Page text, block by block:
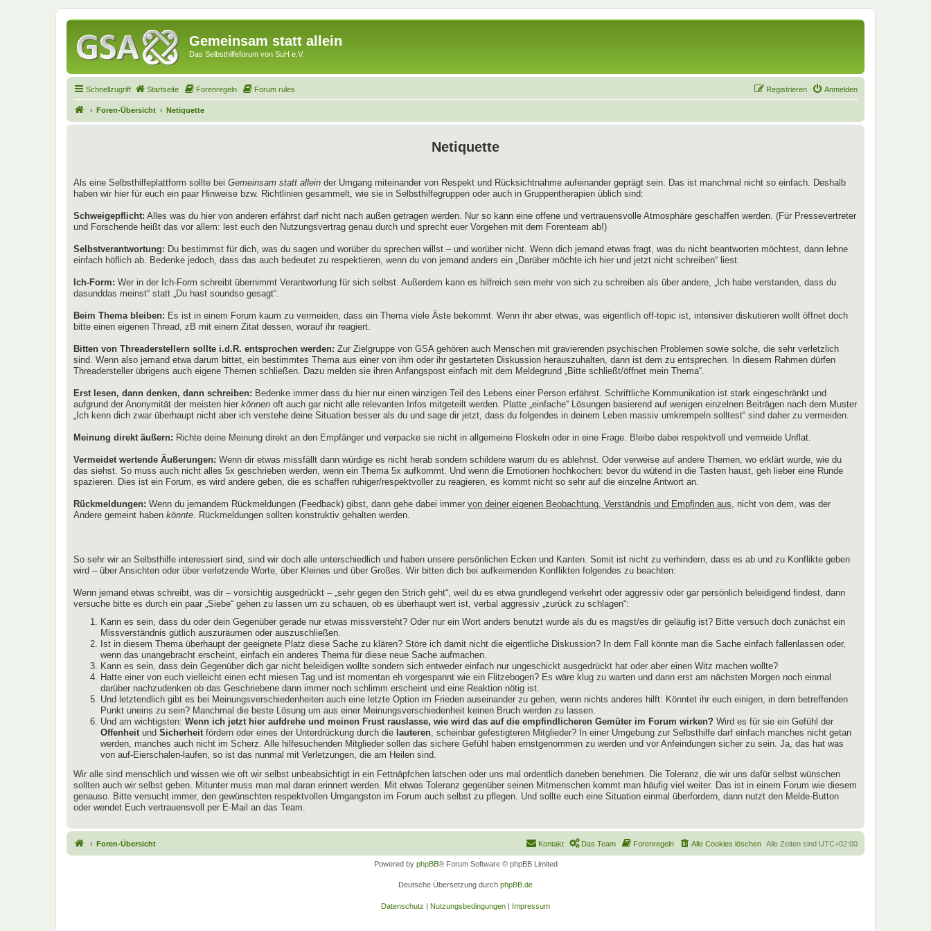
Gemeinsam statt allein
Das Selbsthilfeforum von SuH e.V.
Schnellzugriff Startseite Forenregeln Forum rules Anmelden
Registrieren
Foren-Übersicht Netiquette
Netiquette
Als eine Selbsthilfeplattform sollte bei Gemeinsam statt allein der Umgang miteinander von Respekt und Rücksichtnahme aufeinander geprägt sein. Das ist manchmal nicht so einfach. Deshalb
haben wir hier für euch ein paar Hinweise bzw. Richtlinien gesammelt, wie sie in Selbsthilfegruppen oder auch in Gruppentherapien üblich sind:
Schweigepflicht: Alles was du hier von anderen erfährst darf nicht nach außen getragen werden. Nur so kann eine offene und vertrauensvolle Atmosphäre geschaffen werden. (Für Pressevertreter
und Forschende heißt das vor allem: lest euch den Nutzungsvertrag genau durch und sprecht euer Vorgehen mit dem Forenteam ab!)
Selbstverantwortung: Du bestimmst für dich, was du sagen und worüber du sprechen willst – und worüber nicht. Wenn dich jemand etwas fragt, was du nicht beantworten möchtest, dann lehne
einfach höflich ab. Bedenke jedoch, dass das auch bedeutet zu respektieren, wenn du von jemand anders ein „Darüber möchte ich hier und jetzt nicht schreiben“ liest.
Ich-Form: Wer in der Ich-Form schreibt übernimmt Verantwortung für sich selbst. Außerdem kann es hilfreich sein mehr von sich zu schreiben als über andere, „Ich habe verstanden, dass du
dasunddas meinst“ statt „Du hast soundso gesagt“.
Beim Thema bleiben: Es ist in einem Forum kaum zu vermeiden, dass ein Thema viele Äste bekommt. Wenn ihr aber etwas, was eigentlich off-topic ist, intensiver diskutieren wollt öffnet doch
bitte einen eigenen Thread, zB mit einem Zitat dessen, worauf ihr reagiert.
Bitten von Threaderstellern sollte i.d.R. entsprochen werden: Zur Zielgruppe von GSA gehören auch Menschen mit gravierenden psychischen Problemen sowie solche, die sehr verletzlich
sind. Wenn also jemand etwa darum bittet, ein bestimmtes Thema aus einer von ihm oder ihr gestarteten Diskussion herauszuhalten, dann ist dem zu entsprechen. In diesem Rahmen dürfen
Threadersteller übrigens auch eigene Themen schließen. Dazu melden sie ihren Anfangspost einfach mit dem Meldegrund „Bitte schließt/öffnet mein Thema“.
Erst lesen, dann denken, dann schreiben: Bedenke immer dass du hier nur einen winzigen Teil des Lebens einer Person erfährst. Schriftliche Kommunikation ist stark eingeschränkt und
aufgrund der Anonymität der meisten hier können oft auch gar nicht alle relevanten Infos mitgeteilt werden. Platte „einfache“ Lösungen basierend auf wenigen einzelnen Beiträgen nach dem Muster
„Ich kenn dich zwar überhaupt nicht aber ich verstehe deine Situation besser als du und sage dir jetzt, dass du folgendes in deinem Leben massiv umkrempeln solltest“ sind daher zu vermeiden.
Meinung direkt äußern: Richte deine Meinung direkt an den Empfänger und verpacke sie nicht in allgemeine Floskeln oder in eine Frage. Bleibe dabei respektvoll und vermeide Unflat.
Vermeidet wertende Äußerungen: Wenn dir etwas missfällt dann würdige es nicht herab sondern schildere warum du es ablehnst. Oder verweise auf andere Themen, wo erklärt wurde, wie du
das siehst. So muss auch nicht alles 5x geschrieben werden, wenn ein Thema 5x aufkommt. Und wenn die Emotionen hochkochen: bevor du wütend in die Tasten haust, geh lieber eine Runde
spazieren. Dies ist ein Forum, es wird andere geben, die es schaffen ruhiger/respektvoller zu reagieren, es kommt nicht so sehr auf die einzelne Antwort an.
Rückmeldungen: Wenn du jemandem Rückmeldungen (Feedback) gibst, dann gehe dabei immer von deiner eigenen Beobachtung, Verständnis und Empfinden aus , nicht von dem, was der
Andere gemeint haben könnte . Rückmeldungen sollten konstruktiv gehalten werden.
So sehr wir an Selbsthilfe interessiert sind, sind wir doch alle unterschiedlich und haben unsere persönlichen Ecken und Kanten. Somit ist nicht zu verhindern, dass es ab und zu Konflikte geben
wird – über Ansichten oder über verletzende Worte, über Kleines und über Großes. Wir bitten dich bei aufkeimenden Konflikten folgendes zu beachten:
Wenn jemand etwas schreibt, was dir – vorsichtig ausgedrückt – „sehr gegen den Strich geht“, weil du es etwa grundlegend verkehrt oder aggressiv oder gar persönlich beleidigend findest, dann
versuche bitte es durch ein paar „Siebe“ gehen zu lassen um zu schauen, ob es überhaupt wert ist, verbal aggressiv „zurück zu schlagen“:
Kann es sein, dass du oder dein Gegenüber gerade nur etwas missversteht? Oder nur ein Wort anders benutzt wurde als du es magst/es dir geläufig ist? Bitte versuch doch zunächst ein
Missverständnis gütlich auszuräumen oder auszuschließen.
Ist in diesem Thema überhaupt der geeignete Platz diese Sache zu klären? Störe ich damit nicht die eigentliche Diskussion? In dem Fall könnte man die Sache einfach fallenlassen oder,
wenn das unangebracht erscheint, einfach ein anderes Thema für diese neue Sache aufmachen.
Kann es sein, dass dein Gegenüber dich gar nicht beleidigen wollte sondern sich entweder einfach nur ungeschickt ausgedrückt hat oder aber einen Witz machen wollte?
Hatte einer von euch vielleicht einen echt miesen Tag und ist momentan eh vorgespannt wie ein Flitzebogen? Es wäre klug zu warten und dann erst am nächsten Morgen noch einmal
darüber nachzudenken ob das Geschriebene dann immer noch schlimm erscheint und eine Reaktion nötig ist.
Und letztendlich gibt es bei Meinungsverschiedenheiten auch eine letzte Option im Frieden auseinander zu gehen, wenn nichts anderes hilft: Könntet ihr euch einigen, in dem betreffenden
Punkt uneins zu sein? Manchmal die beste Lösung um aus einer Meinungsverschiedenheit keinen Bruch werden zu lassen.
Und am wichtigsten: Wenn ich jetzt hier aufdrehe und meinen Frust rauslasse, wie wird das auf die empfindlicheren Gemüter im Forum wirken? Wird es für sie ein Gefühl der
Offenheit und Sicherheit fördern oder eines der Unterdrückung durch die lauteren , scheinbar gefestigteren Mitglieder? In einer Umgebung zur Selbsthilfe darf einfach manches nicht getan
werden, manches auch nicht im Scherz. Alle hilfesuchenden Mitglieder sollen das sichere Gefühl haben ernstgenommen zu werden und vor Anfeindungen sicher zu sein. Ja, das hat was
von auf-Eierschalen-laufen, so ist das nunmal mit Verletzungen, die am Heilen sind.
Wir alle sind menschlich und wissen wie oft wir selbst unbeabsichtigt in ein Fettnäpfchen latschen oder uns mal ordentlich daneben benehmen. Die Toleranz, die wir uns dafür selbst wünschen
sollten auch wir selbst geben. Mitunter muss man mal daran erinnert werden. Mit etwas Toleranz gegenüber seinen Mitmenschen kommt man häufig viel weiter. Das ist in einem Forum wie diesem
genauso. Bitte versucht immer, den gewünschten respektvollen Umgangston im Forum auch selbst zu pflegen. Und sollte euch eine Situation einmal überfordern, dann nutzt den Melde-Button
oder wendet Euch vertrauensvoll per E-Mail an das Team.
Foren-Übersicht Alle Zeiten sind UTC+02:00
Alle Cookies löschen
Forenregeln
Das Team
Kontakt
Powered by phpBB® Forum Software © phpBB Limited
Deutsche Übersetzung durch phpBB.de
Datenschutz | Nutzungsbedingungen | Impressum